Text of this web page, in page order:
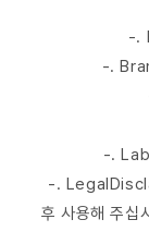
-.
-.
-.
-.
후 사용해 주십